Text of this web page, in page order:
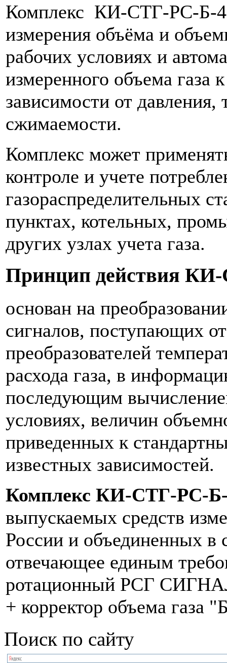
Комплекс КИ-СТГ-РС-Б-
измерения объёма и
рабочих условиях и
измеренного объема газа
зависимости от
сжимаемости.
Комплекс может
контроле и учете
газораспределительных
пунктах, котельных,
других узлах учета газа.
Принцип действия
основан на
сигналов, поступающих
преобразователей
расхода газа, в
последующим
условиях, величин
приведенных к
известных зависимостей.
Комплекс КИ-СТГ-РС-Б-
выпускаемых средств
России и объединенных в
отвечающее единым
ротационный РСГ
+ корректор объема газа
Поиск по сайту